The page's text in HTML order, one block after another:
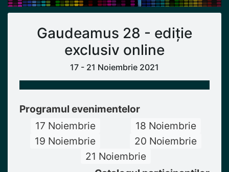
Gaudeamus 28 - ediție
exclusiv online
17 - 21 Noiembrie 2021
Programul evenimentelor
17 Noiembrie
18 Noiembrie
19 Noiembrie
20 Noiembrie
21 Noiembrie